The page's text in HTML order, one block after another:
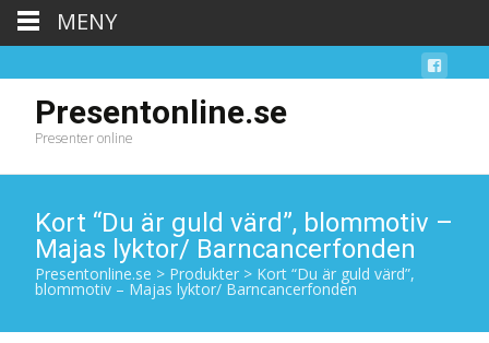
Presentonline.se
Presenter online
Kort “Du är guld värd”, blommotiv –
Majas lyktor/ Barncancerfonden
Presentonline.se > Produkter > Kort “Du är guld värd”,
blommotiv – Majas lyktor/ Barncancerfonden
MENY